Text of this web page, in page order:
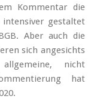
Kommentar die
intensiver gestaltet
Aber auch die
sich angesichts
nicht
hat